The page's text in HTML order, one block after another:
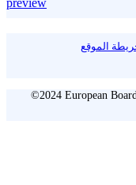
الموقع
©2024 European